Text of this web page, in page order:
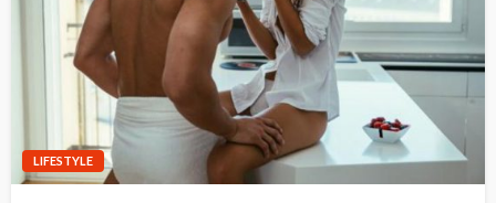
LIFESTYLE